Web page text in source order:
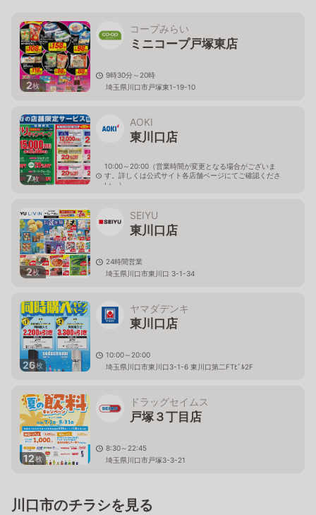
2枚
コープみらい
ミニコープ戸塚東店
9時30分～20時
埼玉県川口市戸塚東1-19-10
7枚
AOKI
東川口店
10:00～20:00（営業時間が変更となる場合がございま
す。詳しくは公式サイト各店舗ページにてご確認くださ
い。）
2枚
SEIYU
東川口店
24時間営業
埼玉県川口市東川口 3-1-34
26枚
ヤマダデンキ
東川口店
10:00～20:00
埼玉県川口市東川口3-1-6 東川口第二FTﾋﾞﾙ2F
12枚
ドラッグセイムス
戸塚３丁目店
8:30～22:45
埼玉県川口市戸塚3-3-21
川口市のチラシを見る